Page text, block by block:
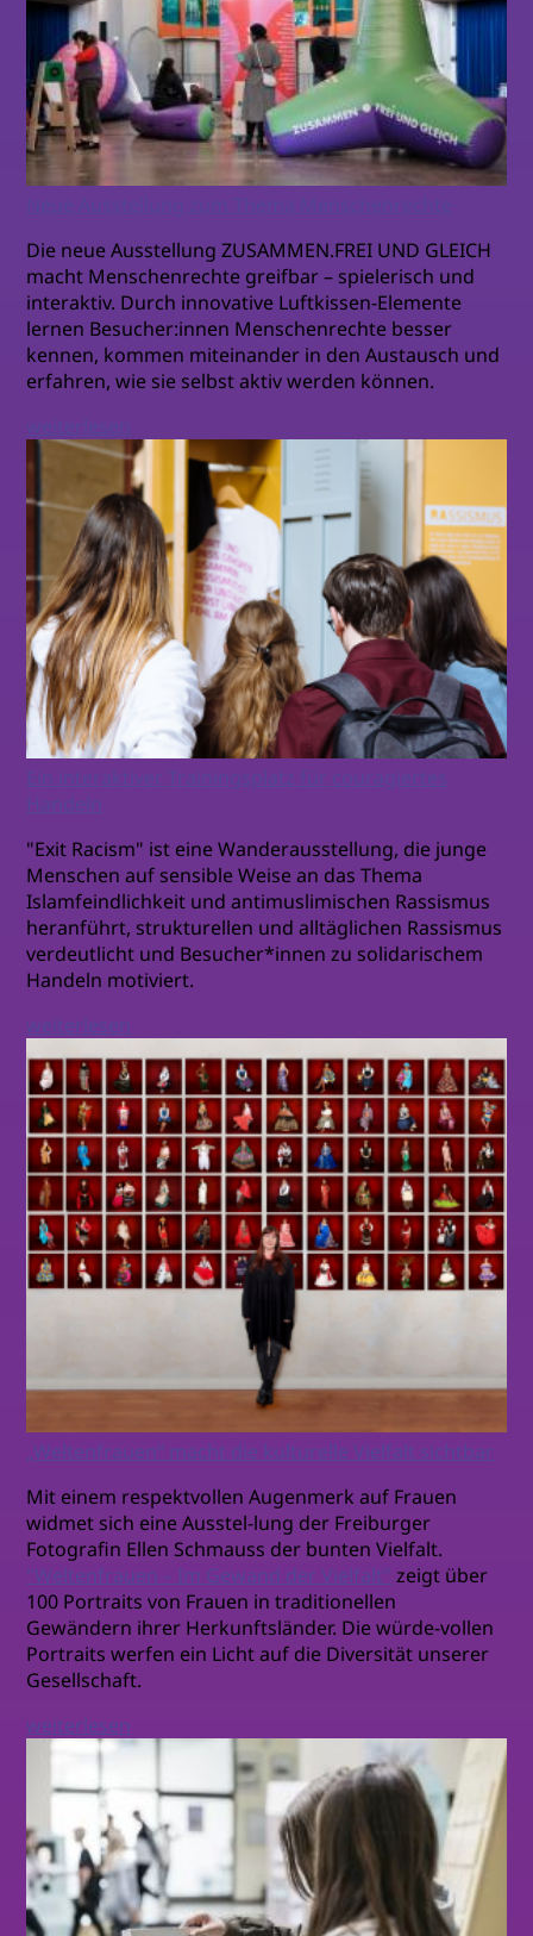
Die neue Ausstellung ZUSAMMEN.FREI UND GLEICH
macht Menschenrechte greifbar – spielerisch und
interaktiv. Durch innovative Luftkissen-Elemente
lernen Besucher:innen Menschenrechte besser
kennen, kommen miteinander in den Austausch und
erfahren, wie sie selbst aktiv werden können.
Ein interaktiver Trainingsplatz für couragiertes
Handeln
"Exit Racism" ist eine Wanderausstellung, die junge
Menschen auf sensible Weise an das Thema
Islamfeindlichkeit und antimuslimischen Rassismus
heranführt, strukturellen und alltäglichen Rassismus
verdeutlicht und Besucher*innen zu solidarischem
Handeln motiviert.
weiterlesen
„Weltenfrauen“ macht die kulturelle Vielfalt sichtbar
Mit einem respektvollen Augenmerk auf Frauen
widmet sich eine Ausstel-lung der Freiburger
Fotografin Ellen Schmauss der bunten Vielfalt.
"Weltenfrauen – Im Gewand der Vielfalt" zeigt über
100 Portraits von Frauen in traditionellen
Gewändern ihrer Herkunftsländer. Die würde-vollen
Portraits werfen ein Licht auf die Diversität unserer
Gesellschaft.
weiterlesen